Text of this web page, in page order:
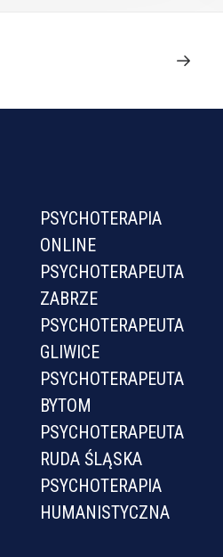
PSYCHOTERAPIA
ONLINE
PSYCHOTERAPEUTA
ZABRZE
PSYCHOTERAPEUTA
GLIWICE
PSYCHOTERAPEUTA
BYTOM
PSYCHOTERAPEUTA
RUDA ŚLĄSKA
PSYCHOTERAPIA
HUMANISTYCZNA